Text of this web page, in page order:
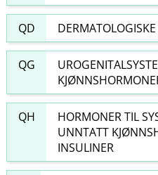
QD
QG
QH
HORMONER TIL
UNNTATT
INSULINER